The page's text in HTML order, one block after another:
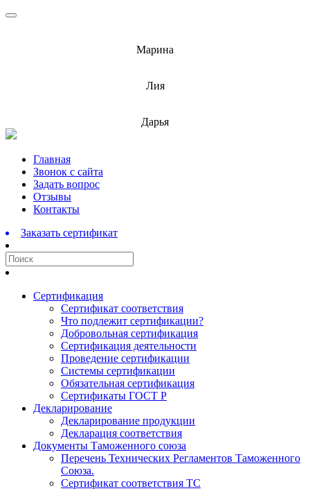
Марина
Лия
Дарья
Перейти
содержимому
Главная
Звонок с сайта
Задать вопрос
Отзывы
Контакты
Заказать сертификат
Сертификация
Сертификат соответствия
Что подлежит сертификации?
Добровольная сертификация
Сертификация деятельности
Проведение сертификации
Системы сертификации
Обязательная сертификация
Сертификаты ГОСТ Р
Декларирование
Декларирование продукции
Декларация соответствия
Документы Таможенного союза
Перечень Технических Регламентов Таможенного
Союза.
Сертификат соответствия ТС